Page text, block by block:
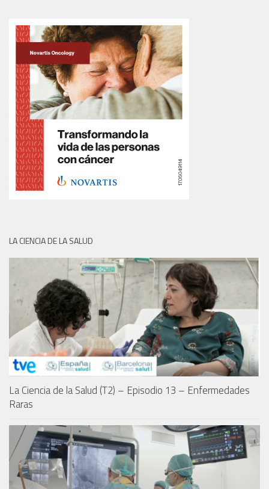
LA CIENCIA DE LA SALUD
La Ciencia de la Salud (T2) – Episodio 13 – Enfermedades
Raras